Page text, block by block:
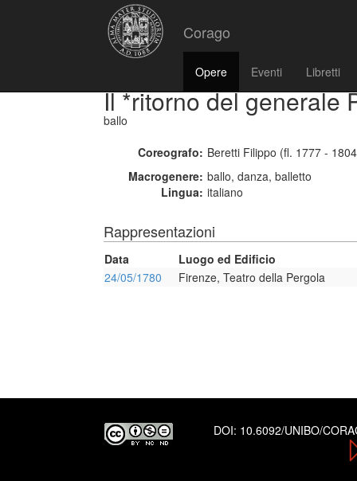
Corago
Opere Eventi Libretti
Il *ritorno del generale
ballo
Coreografo: Beretti Filippo (fl. 1777 -
Macrogenere: ballo, danza, balletto
Lingua: italiano
Rappresentazioni
Data
Luogo ed Edificio
24/05/1780
Firenze, Teatro della Pergola
DOI: 10.6092/UNIBO/